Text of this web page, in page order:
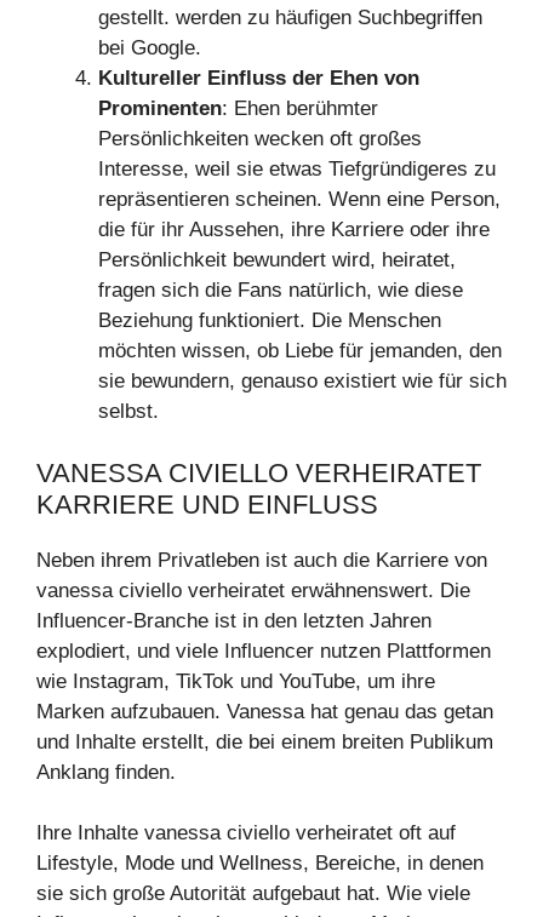
gestellt. werden zu häufigen Suchbegriffen
bei Google.
Kultureller Einfluss der Ehen von
Prominenten: Ehen berühmter
Persönlichkeiten wecken oft großes
Interesse, weil sie etwas Tiefgründigeres zu
repräsentieren scheinen. Wenn eine Person,
die für ihr Aussehen, ihre Karriere oder ihre
Persönlichkeit bewundert wird, heiratet,
fragen sich die Fans natürlich, wie diese
Beziehung funktioniert. Die Menschen
möchten wissen, ob Liebe für jemanden, den
sie bewundern, genauso existiert wie für sich
selbst.
VANESSA CIVIELLO VERHEIRATET
KARRIERE UND EINFLUSS
Neben ihrem Privatleben ist auch die Karriere von
vanessa civiello verheiratet erwähnenswert. Die
Influencer-Branche ist in den letzten Jahren
explodiert, und viele Influencer nutzen Plattformen
wie Instagram, TikTok und YouTube, um ihre
Marken aufzubauen. Vanessa hat genau das getan
und Inhalte erstellt, die bei einem breiten Publikum
Anklang finden.
Ihre Inhalte vanessa civiello verheiratet oft auf
Lifestyle, Mode und Wellness, Bereiche, in denen
sie sich große Autorität aufgebaut hat. Wie viele